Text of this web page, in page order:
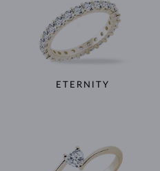
ETERNITY